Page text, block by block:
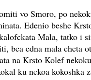
vo Smoro, po
Edenio beshe
Mala, tatko i
bea edna mala cheta
na Krsto Kolef
ku nekoa kokoshka